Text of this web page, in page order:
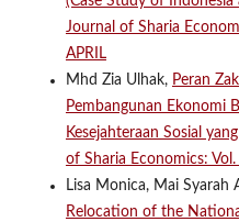
Journal of Sharia
APRIL
Mhd Zia Ulhak, Peran
Pembangunan Ekonomi
Kesejahteraan Sosial
of Sharia Economics:
Lisa Monica, Mai Syarah
Relocation of the